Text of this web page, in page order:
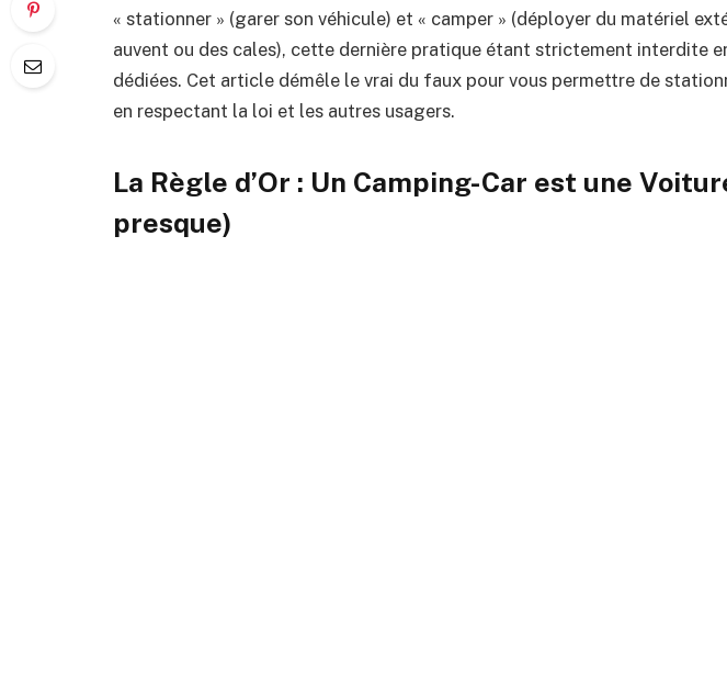
« stationner » (garer son véhicule) et « camper » (déployer du matériel
auvent ou des cales), cette dernière pratique étant strictement interdite
dédiées. Cet article démêle le vrai du faux pour vous permettre de
en respectant la loi et les autres usagers.
La Règle d’Or : Un Camping-Car est une
presque)